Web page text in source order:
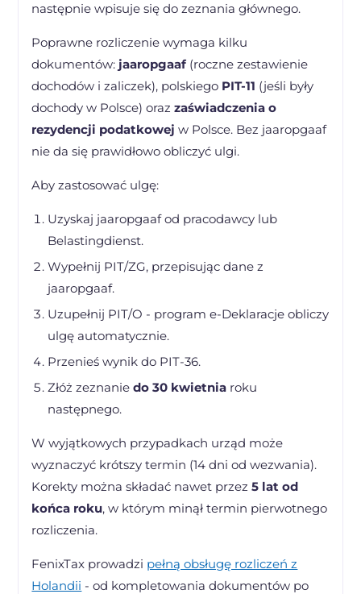
następnie wpisuje się do zeznania głównego.
Poprawne rozliczenie wymaga kilku
dokumentów: jaaropgaaf(roczne zestawienie
dochodów i zaliczek), polskiego PIT-11 (jeśli były
dochody w Polsce) orazzaświadczenia o
rezydencji podatkowej w Polsce. Bez jaaropgaaf
nie da się prawidłowo obliczyć ulgi.
Aby zastosować ulgę:
Uzyskaj jaaropgaaf od pracodawcy lub
Belastingdienst.
Wypełnij PIT/ZG, przepisując dane z
jaaropgaaf.
Uzupełnij PIT/O - program e-Deklaracje obliczy
ulgę automatycznie.
Przenieś wynik do PIT-36.
Złóż zeznaniedo 30 kwietnia roku
następnego.
W wyjątkowych przypadkach urząd może
wyznaczyć krótszy termin (14 dni od wezwania).
Korekty można składać nawet przez5 lat od
końca roku, w którym minął termin pierwotnego
rozliczenia.
FenixTax prowadzi pełną obsługę rozliczeń z
Holandii - od kompletowania dokumentów po